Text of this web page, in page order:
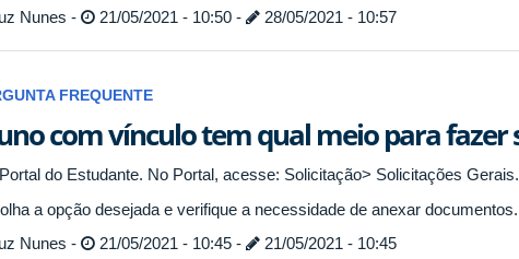
Nunes -
21/05/2021 - 10:50 - 28/05/2021 - 10:57
FREQUENTE
com vínculo tem qual meio para fazer
do Estudante. No Portal, acesse: Solicitação> Solicitações Gerais.
a opção desejada e verifique a necessidade de anexar documentos.
Nunes -
21/05/2021 - 10:45 - 21/05/2021 - 10:45